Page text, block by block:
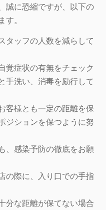
誠に恐縮ですが、以下の
。
タッフの人数を減らして
覚症状の有無をチェック
手洗い、消毒を励行して
客様とも一定の距離を保
ジションを保つように努
、感染予防の徹底をお願
の際に、入り口での手指
分な距離が保てない場合